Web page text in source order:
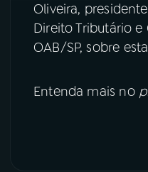
Oliveira,
Direito Tributário
OAB/SP, sobre
Entenda mais no